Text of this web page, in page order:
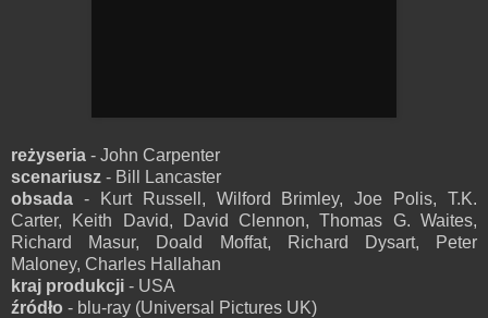
reżyseria - John Carpenter
scenariusz - Bill Lancaster
obsada - Kurt Russell, Wilford Brimley, Joe Polis, T.K.
Carter, Keith David, David Clennon, Thomas G. Waites,
Richard Masur, Doald Moffat, Richard Dysart, Peter
Maloney, Charles Hallahan
kraj produkcji - USA
źródło - blu-ray (Universal Pictures UK)